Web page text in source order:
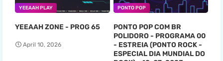
YEEAAH PLAY
YEEAAH ZONE - PROG 65
April 10, 2026
PONTO POP
PONTO POP COM BR
POLIDORO - PROGRAMA 00
- ESTREIA (PONTO ROCK -
ESPECIAL DIA MUNDIAL DO